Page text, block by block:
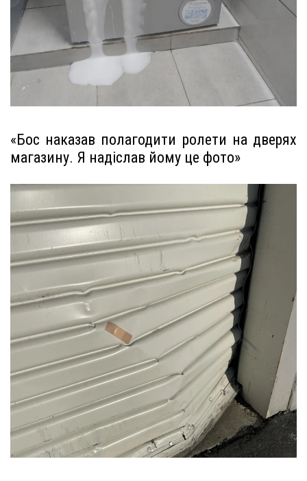
«Бос наказав полагодити ролети на дверях
магазину. Я надіслав йому це фото»